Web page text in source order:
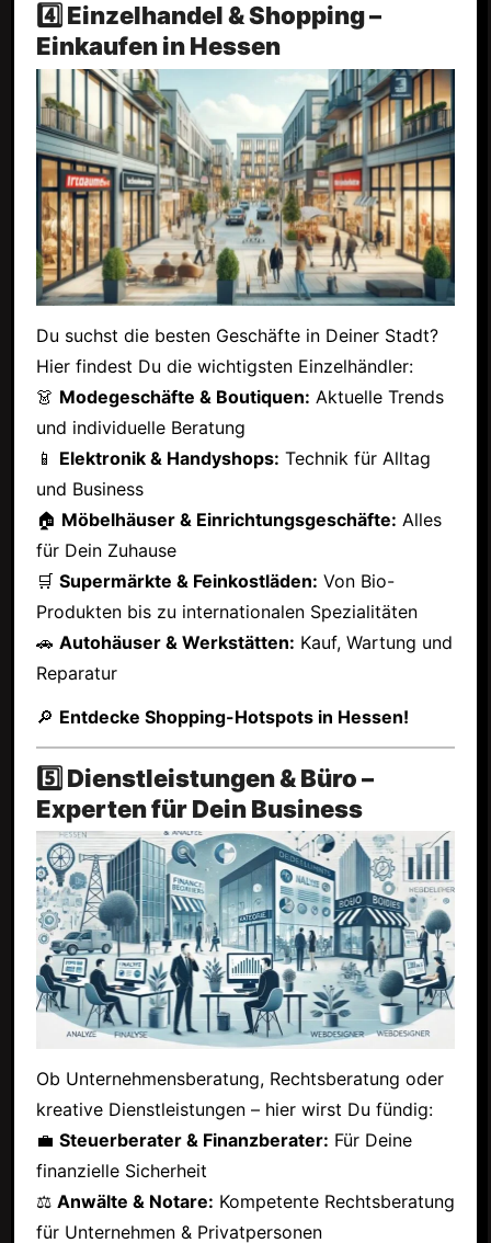
4️⃣ Einzelhandel & Shopping –
Einkaufen in Hessen
Du suchst die besten Geschäfte in Deiner Stadt?
Hier findest Du die wichtigsten Einzelhändler:
👗 Modegeschäfte & Boutiquen: Aktuelle Trends
und individuelle Beratung
📱 Elektronik & Handyshops: Technik für Alltag
und Business
🏠 Möbelhäuser & Einrichtungsgeschäfte: Alles
für Dein Zuhause
🛒 Supermärkte & Feinkostläden: Von Bio-
Produkten bis zu internationalen Spezialitäten
🚗 Autohäuser & Werkstätten: Kauf, Wartung und
Reparatur
🔎 Entdecke Shopping-Hotspots in Hessen!
5️⃣ Dienstleistungen & Büro –
Experten für Dein Business
Ob Unternehmensberatung, Rechtsberatung oder
kreative Dienstleistungen – hier wirst Du fündig:
💼 Steuerberater & Finanzberater: Für Deine
finanzielle Sicherheit
⚖ Anwälte & Notare: Kompetente Rechtsberatung
für Unternehmen & Privatpersonen